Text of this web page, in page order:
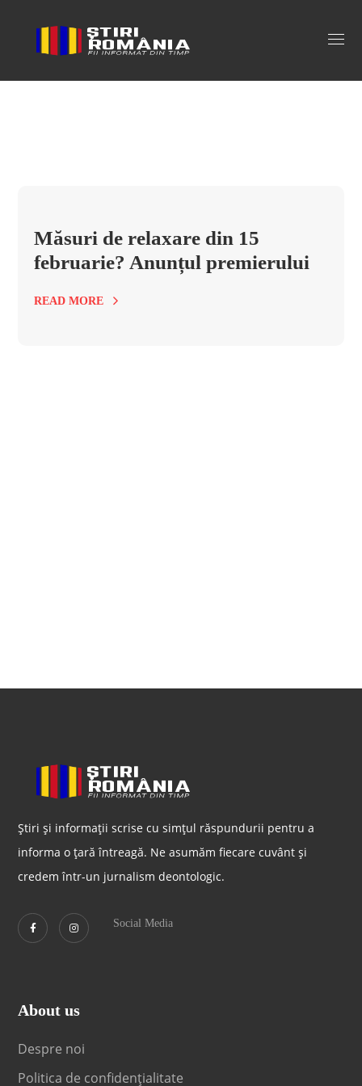
masuri de relaxare 2022 Tag
Măsuri de relaxare din 15
februarie? Anunțul premierului
READ MORE
Știri și informații scrise cu simțul răspundurii pentru a
informa o țară întreagă. Ne asumăm fiecare cuvânt și
credem într-un jurnalism deontologic.
Social Media
About us
Despre noi
Politica de confidențialitate